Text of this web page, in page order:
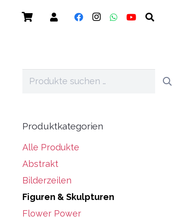
Suchen
Produktkategorien
Alle Produkte
Abstrakt
Bilderzeilen
Figuren & Skulpturen
Flower Power